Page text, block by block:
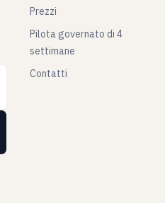
Prezzi
Pilota governato di 4
settimane
Contatti